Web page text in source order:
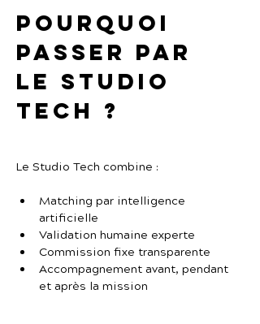
Pourquoi
passer par
Le Studio
Tech ?
Le Studio Tech combine :
Matching par intelligence
artificielle
Validation humaine experte
Commission fixe transparente
Accompagnement avant, pendant
et après la mission